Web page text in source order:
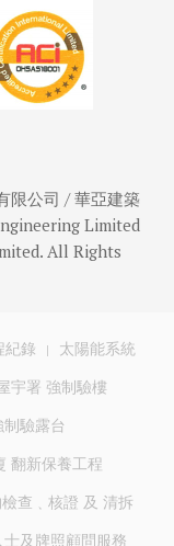
限公司 / 華亞建築
Limited
All Rights
紀錄 太陽能系統
宇署 強制驗樓
制驗露台
翻新保養工程
查﹑核證 及 清拆
士及牌照顧問服務